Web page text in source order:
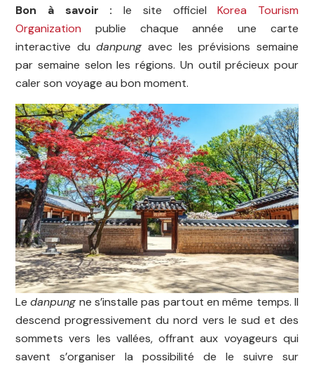
Bon à savoir : le site officielKorea Tourism
Organization publie chaque année une carte
interactive dudanpung avec les prévisions semaine
par semaine selon les régions. Un outil précieux pour
caler son voyage au bon moment.
Ledanpung ne s’installe pas partout en même temps. Il
descend progressivement du nord vers le sud et des
sommets vers les vallées, offrant aux voyageurs qui
savent s’organiser la possibilité de le suivre sur